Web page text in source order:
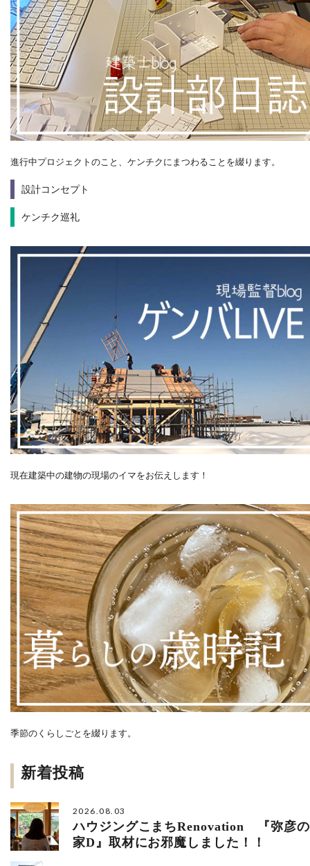
進行中プロジェクトのこと、ケンチクにまつわることを綴ります。
設計コンセプト
ケンチク巡礼
現在建築中の建物の現場のイマをお伝えします！
季節のくらしごとを綴ります。
新着投稿
2026.08.03
ハウジングこまちRenovation 『弥彦の
家D』取材にお邪魔しました！！